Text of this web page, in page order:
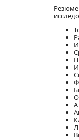
Резюме